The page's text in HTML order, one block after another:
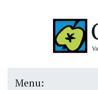
Menu: